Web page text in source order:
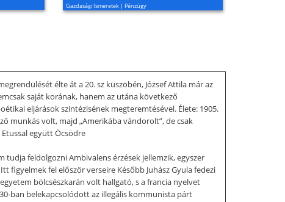
Gazdasági Ismeretek | Pénzügy
élte át a 20. sz küszöbén, József Attila már az
saját korának, hanem az utána következő
eljárások szintézisének megteremtésével. Élete: 1905.
munkás volt, majd „Amerikába vándorolt”, de csak
együtt Öcsödre
tudja feldolgozni Ambivalens érzések jellemzik, egyszer
figyelmek fel először verseire Később Juhász Gyula fedezi
bölcsészkarán volt hallgató, s a francia nyelvet
ban belekapcsolódott az illegális kommunista párt